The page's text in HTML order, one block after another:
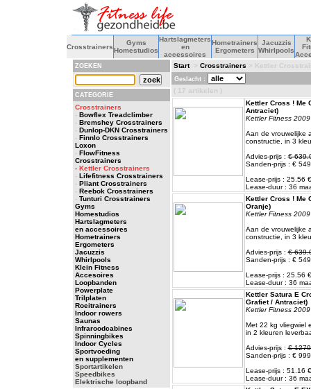
Crosstrainers
Gyms
Homestudios
Hartslagmeters
en
accessoires
Hometrainers
Ergometers
Jacuzzis
Whirlpools
ZOEKEN
CATEGORIE
Crosstrainers
- Bowflex Treadclimber
- Bremshey Crosstrainers
- Dunlop-DKN Crosstrainers
- Finnlo Crosstrainers
Loxon
- FlowFitness
Crosstrainers
- Kettler Crosstrainers
- Lifefitness Crosstrainers
- Pliant Crosstrainers
- Reebok Crosstrainers
- Tunturi Crosstrainers
Gyms
Homestudios
Hartslagmeters
en accessoires
Hometrainers
Ergometers
Jacuzzis
Whirlpools
Klein Fitness
Accesoires
Loopbanden
Powerplate
Trilplaten
Roeitrainers
Indoor rowers
Saunas
Infraroodcabines
Spinningbikes
Indoor Cycles
Sportvoeding
en supplementen
Sportartikelen
Speedbikes
Elektrische loopband
Start> Crosstrainers > Kettler
Geslacht :
( 17 artikelen )
Kettler Cross ! Me
Antraciet)
Kettler Fitness 2009
Aan de vrouwelijke
constructie, in 3
Advies-prijs :€
Sanden-prijs : €
Lease-prijs : 25.56
Lease-duur : 36
Kettler Cross ! Me
Oranje)
Kettler Fitness 2009
Aan de vrouwelijke
constructie, in 3
Advies-prijs :€
Sanden-prijs : €
Lease-prijs : 25.56
Lease-duur : 36
Kettler Satura E
Grafiet / Antraciet)
Kettler Fitness 2009
Met 22 kg vliegwiel
in 2 kleuren
Advies-prijs :€
Sanden-prijs : €
Lease-prijs : 51.16
Lease-duur : 36